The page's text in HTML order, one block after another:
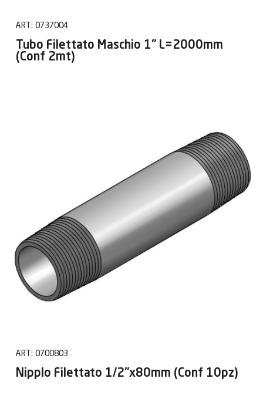
ART: 0737004
Tubo Filettato Maschio 1" L=2000mm
(Conf 2mt)
ART: 0700803
Nipplo Filettato 1/2"x80mm (Conf 10pz)